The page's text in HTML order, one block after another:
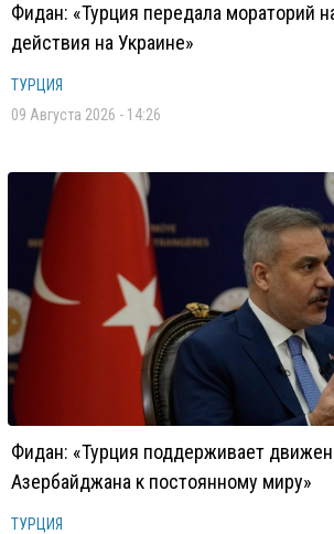
Фидан: «Турция передала мораторий
действия на Украине»
ТУРЦИЯ
09 Августа 2026 - 14:26
Фидан: «Турция поддерживает
Азербайджана к постоянному миру»
ТУРЦИЯ